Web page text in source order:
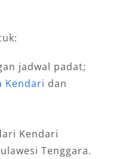
jadwal padat;
Kendari dan
Kendari
Tenggara.